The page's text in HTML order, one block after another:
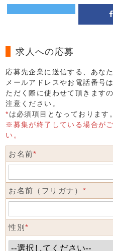
求人への応募
応募先企業に送信する、あな
メールアドレスやお電話番号
ただく際に使わせて頂きます
注意ください。
*は必須項目となっております。
※募集が終了している場合が
い。
お名前*
お名前（フリガナ） *
性別*